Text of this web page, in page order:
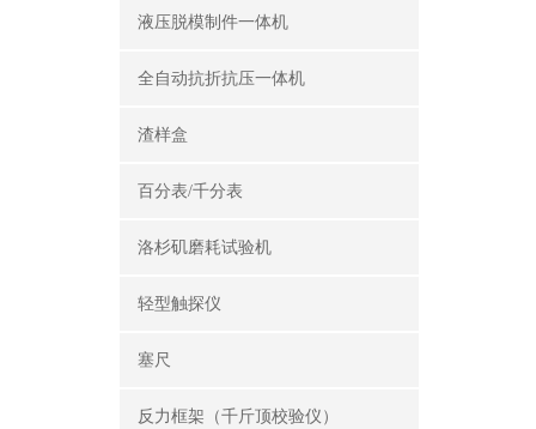
液压脱模制件一体机
全自动抗折抗压一体机
渣样盒
百分表/千分表
洛杉矶磨耗试验机
轻型触探仪
塞尺
反力框架（千斤顶校验仪）